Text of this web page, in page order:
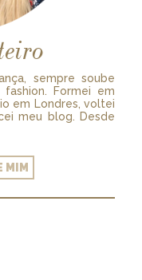
sempre soube
Formei em
em Londres, voltei
meu blog. Desde
MIM